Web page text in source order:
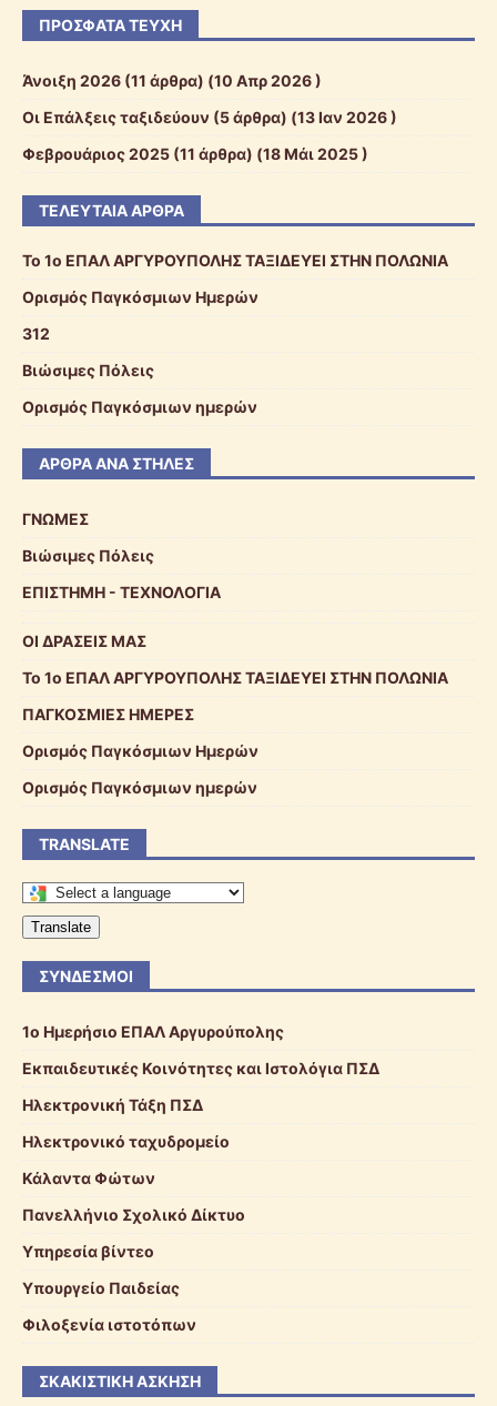
ΠΡΌΣΦΑΤΑ ΤΕΎΧΗ
Άνοιξη 2026 (11 άρθρα) (10 Απρ 2026 )
Οι Επάλξεις ταξιδεύουν (5 άρθρα) (13 Ιαν 2026 )
Φεβρουάριος 2025 (11 άρθρα) (18 Μάι 2025 )
ΤΕΛΕΥΤΑΊΑ ΆΡΘΡΑ
To 1o ΕΠΑΛ ΑΡΓΥΡΟΥΠΟΛΗΣ ΤΑΞΙΔΕΥΕΙ ΣΤΗΝ ΠΟΛΩΝΙΑ
Ορισμός Παγκόσμιων Ημερών
312
Βιώσιμες Πόλεις
Ορισμός Παγκόσμιων ημερών
ΆΡΘΡΑ ΑΝΆ ΣΤΉΛΕΣ
ΓΝΩΜΕΣ
Βιώσιμες Πόλεις
ΕΠΙΣΤΗΜΗ - ΤΕΧΝΟΛΟΓΙΑ
ΟΙ ΔΡΑΣΕΙΣ ΜΑΣ
To 1o ΕΠΑΛ ΑΡΓΥΡΟΥΠΟΛΗΣ ΤΑΞΙΔΕΥΕΙ ΣΤΗΝ ΠΟΛΩΝΙΑ
ΠΑΓΚΟΣΜΙΕΣ ΗΜΕΡΕΣ
Ορισμός Παγκόσμιων Ημερών
Ορισμός Παγκόσμιων ημερών
TRANSLATE
Translate
ΣΎΝΔΕΣΜΟΙ
1ο Ημερήσιο ΕΠΑΛ Αργυρούπολης
Εκπαιδευτικές Κοινότητες και Ιστολόγια ΠΣΔ
Ηλεκτρονική Τάξη ΠΣΔ
Ηλεκτρονικό ταχυδρομείο
Κάλαντα Φώτων
Πανελλήνιο Σχολικό Δίκτυο
Υπηρεσία βίντεο
Υπουργείο Παιδείας
Φιλοξενία ιστοτόπων
ΣΚΑΚΙΣΤΙΚΉ ΆΣΚΗΣΗ